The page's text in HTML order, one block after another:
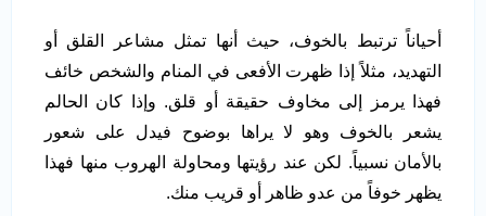
أحياناً ترتبط بالخوف، حيث أنها تمثل مشاعر القلق أو
التهديد، مثلاً إذا ظهرت الأفعى في المنام والشخص خائف
فهذا يرمز إلى مخاوف حقيقة أو قلق. وإذا كان الحالم
يشعر بالخوف وهو لا يراها بوضوح فيدل على شعور
بالأمان نسبياً. لكن عند رؤيتها ومحاولة الهروب منها فهذا
يظهر خوفاً من عدو ظاهر أو قريب منك.